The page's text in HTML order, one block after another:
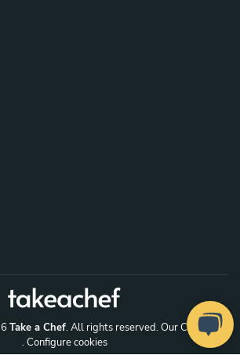
Take a Chef. All rights reserved.Our Chefs
. Configure cookies